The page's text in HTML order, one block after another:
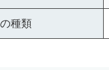
種類